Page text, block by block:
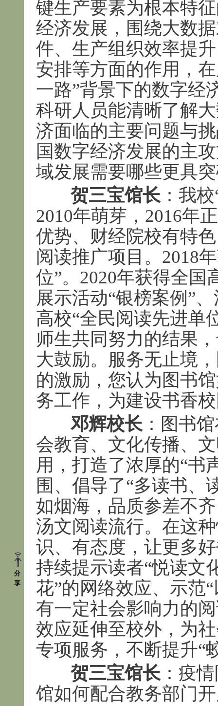
分
享
键生产要素为根本特
经济发展，围绕大数
件、生产组织效率提
安排等方面的作用，
一路”背景下的数字经
科研人员能清晰了解
济面临的主要问题与
国数字经济发展的主
域发展需要哪些更具
贺三宝馆长 ：我
2010年萌芽，2016年
优势、财经院校有特
阅读推广项目。2018
位”。2020年获得全国
展示活动“银榜案例”
高校“全民阅读先进单
师生共同努力的结果
大鼓励。服务无止境
的激励，您认为图书
务工作，为建设书香
邓辉校长 ：图书
会教育、文化传播、
用，打造了浓厚的“书
围、倡导了“多读书、
如烟海，品质参差不
汤文阅读流行。在这
识、有态度，让更多
持续提示读者“悦读文
花”的网络效应、示范
有一定社会影响力的
效应延伸至校外，为
专项服务，不断提升“
贺三宝馆长 ：疫
馆如何配合教务部门